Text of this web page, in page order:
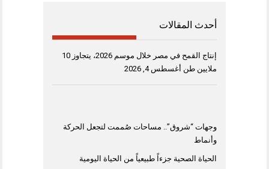
أحدث المقالات
إنتاج القمح في مصر خلال موسم 2026، يتجاوز 10
ملايين طن أغسطس 4, 2026
وجهات “شروق”.. مساحات صُممت لتجعل الحركة
وأنماط
الحياة الصحية جزءاً طبيعياً من الحياة اليومية